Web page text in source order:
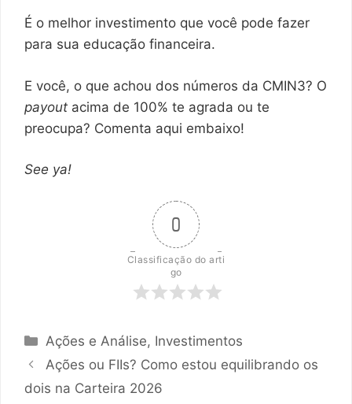
É o melhor investimento que você pode fazer
para sua educação financeira.
E você, o que achou dos números da CMIN3? O
payout acima de 100% te agrada ou te
preocupa? Comenta aqui embaixo!
See ya!
0
Classificação do arti
go
Categorias
Ações e Análise, Investimentos
Ações ou FIIs? Como estou equilibrando os
dois na Carteira 2026